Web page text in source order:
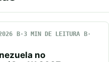
3 MIN DE LEITURA
no